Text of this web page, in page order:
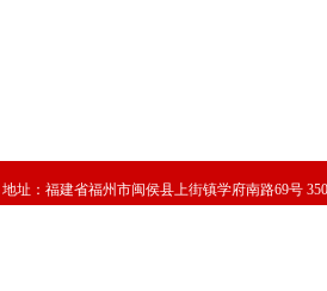
地址：福建省福州市闽侯县上街镇学府南路69号